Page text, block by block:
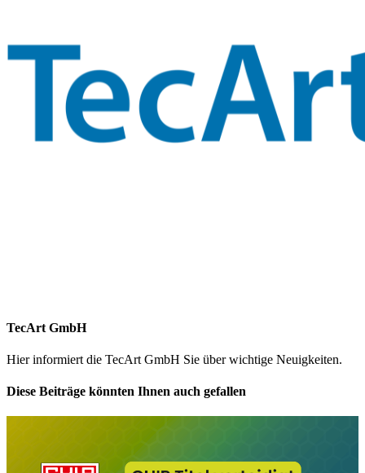
TecArt GmbH
Hier informiert die TecArt GmbH Sie über wichtige Neuigkeiten.
Diese Beiträge könnten Ihnen auch gefallen